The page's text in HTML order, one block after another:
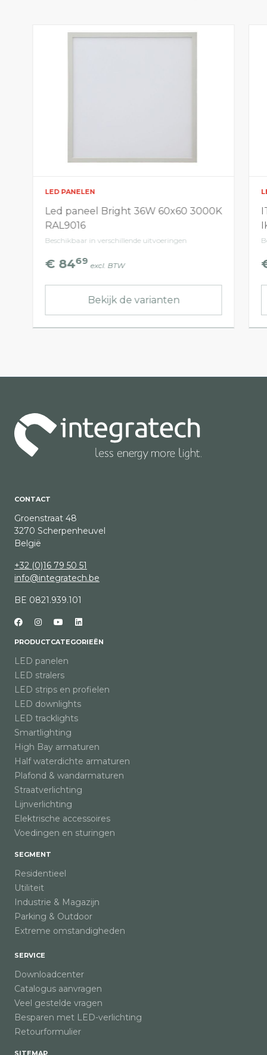
LED PANELEN
Led paneel Bright 36W 60x60 3000K
RAL9016
Beschikbaar in verschillende uitvoeringen
€ 8469 excl. BTW
Bekijk de varianten
CONTACT
Groenstraat 48
3270 Scherpenheuvel
België
+32 (0)16 79 50 51
info@integratech.be
BE 0821.939.101
PRODUCTCATEGORIEËN
LED panelen
LED stralers
LED strips en profielen
LED downlights
LED tracklights
Smartlighting
High Bay armaturen
Half waterdichte armaturen
Plafond & wandarmaturen
Straatverlichting
Lijnverlichting
Elektrische accessoires
Voedingen en sturingen
SEGMENT
Residentieel
Utiliteit
Industrie & Magazijn
Parking & Outdoor
Extreme omstandigheden
SERVICE
Downloadcenter
Catalogus aanvragen
Veel gestelde vragen
Besparen met LED-verlichting
Retourformulier